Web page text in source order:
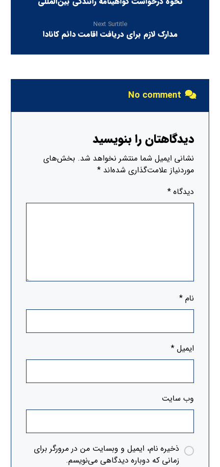
Next Surtitle
مدارک لازم برای دریافت اقامت دائم کانادا
No comment
دیدگاهتان را بنویسید
نشانی ایمیل شما منتشر نخواهد شد. بخش‌های
موردنیاز علامت‌گذاری شده‌اند*
دیدگاه*
نام*
ایمیل*
وب‌ سایت
ذخیره نام، ایمیل و وبسایت من در مرورگر برای
زمانی که دوباره دیدگاهی می‌نویسم.